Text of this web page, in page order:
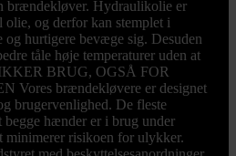
brændekløver. Hydraulikolie er
olie, og derfor kan stemplet i
og hurtigere bevæge sig. Desuden
tåle høje temperaturer uden at
BRUG, OGSÅ FOR
Vores brændekløvere er designet
brugervenlighed. De fleste
hænder er i brug under
minimerer risikoen for ulykker.